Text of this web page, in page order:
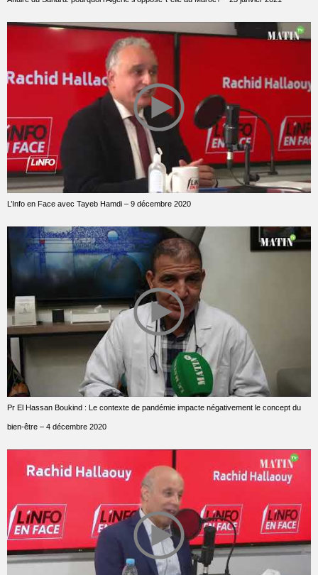
L’Info en Face avec Tayeb Hamdi – 9 décembre 2020
Pr El Hassan Boukind : Le contexte de pandémie impacte négativement le concept du
bien-être – 4 décembre 2020